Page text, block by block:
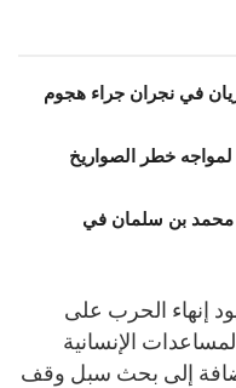
بينهم مصريان في نجران جراء هجوم
اعتراض لمواجه خطر الصواريخ
محمد بن سلمان في
إنهاء الحرب على
الإنسانية
إلى بحث سبل وقف